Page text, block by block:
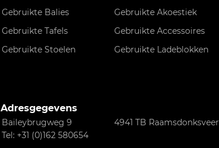
Gebruikte Balies
Gebruikte Akoestiek
Gebruikte Tafels
Gebruikte Accessoires
Gebruikte Stoelen
Gebruikte Ladeblokken
Adresgegevens
Baileybrugweg 9
4941 TB Raamsdonksveer
Tel: +31 (0)162 580654